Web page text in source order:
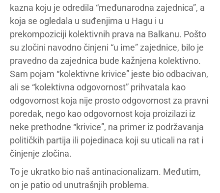
kazna koju je odredila “međunarodna zajednica”, a
koja se ogledala u suđenjima u Hagu i u
prekompoziciji kolektivnih prava na Balkanu. Pošto
su zločini navodno činjeni “u ime” zajednice, bilo je
pravedno da zajednica bude kažnjena kolektivno.
Sam pojam “kolektivne krivice” jeste bio odbacivan,
ali se “kolektivna odgovornost” prihvatala kao
odgovornost koja nije prosto odgovornost za pravni
poredak, nego kao odgovornost koja proizilazi iz
neke prethodne “krivice”, na primer iz podržavanja
političkih partija ili pojedinaca koji su uticali na rat i
činjenje zločina.
To je ukratko bio naš antinacionalizam. Međutim,
on je patio od unutrašnjih problema.